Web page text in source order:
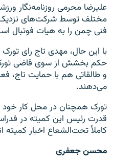
علیرضا محرمی روزنامه‌نگار
مختلف توسط شرکت‌های نزدیک
فنی چمن را به هیات فوتبال
با این حال، مهدی تاج رای
حکم بخشش از سوی قاضی
و طالقاتی هم با حمایت تاج،
می‌دهند.
تورک همچنان در محل کار
قدرت رئیس این کمیته در
کاملاً تحت‌الشعاع اخبار
محسن جعفری